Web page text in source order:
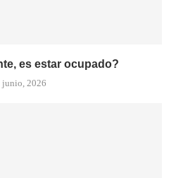
es estar ocupado?
junio, 2026